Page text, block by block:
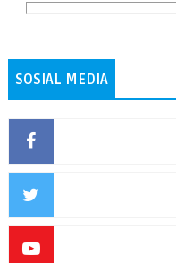
SOSIAL MEDIA